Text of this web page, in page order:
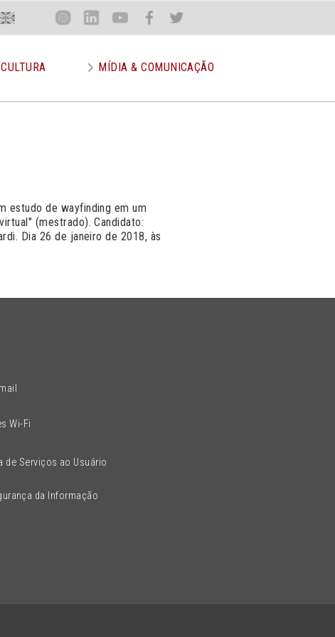
En Inst Lin You Face Twit
MÍDIA & COMUNICAÇÃO
estudo de wayfinding em um
(mestrado). Candidato:
Dia 26 de janeiro de 2018, às
Wi-Fi
de Serviços ao Usuário
da Informação